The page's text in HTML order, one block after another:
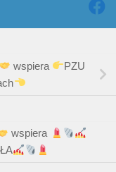
wspiera
PZU
wspiera